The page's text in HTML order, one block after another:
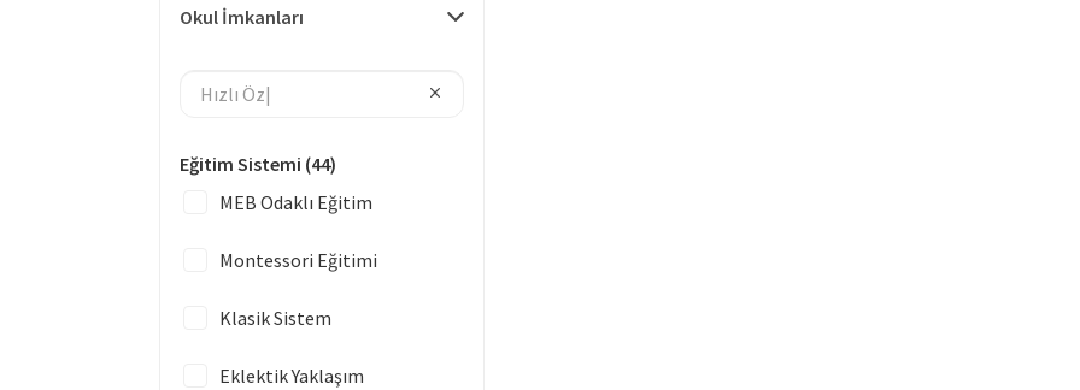
Okul İmkanları
Eğitim Sistemi (44)
MEB Odaklı Eğitim
Montessori Eğitimi
Klasik Sistem
Eklektik Yaklaşım